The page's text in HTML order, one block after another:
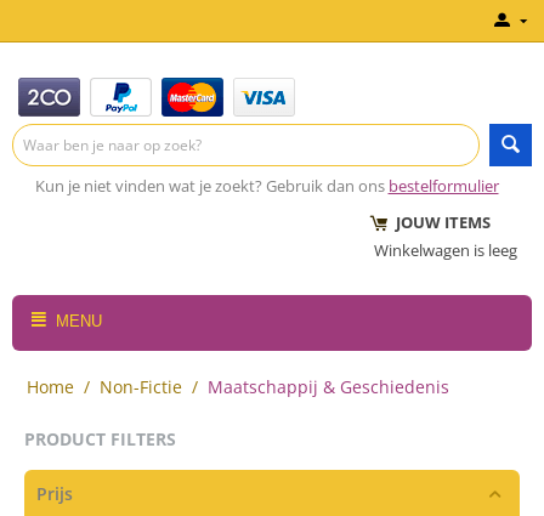
Kun je niet vinden wat je zoekt? Gebruik dan ons bestelformulier
JOUW ITEMS
Winkelwagen is leeg
MENU
Home / Non-Fictie / Maatschappij & Geschiedenis
PRODUCT FILTERS
Prijs